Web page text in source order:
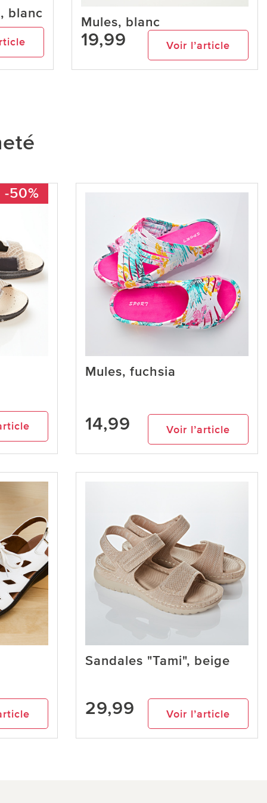
blanc
Mules, blanc
19,99 Voir l’article
-50%
Mules, fuchsia
14,99 Voir l’article
Sandales "Tami", beige
29,99 Voir l’article